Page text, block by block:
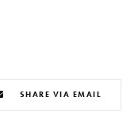
SHARE VIA EMAIL